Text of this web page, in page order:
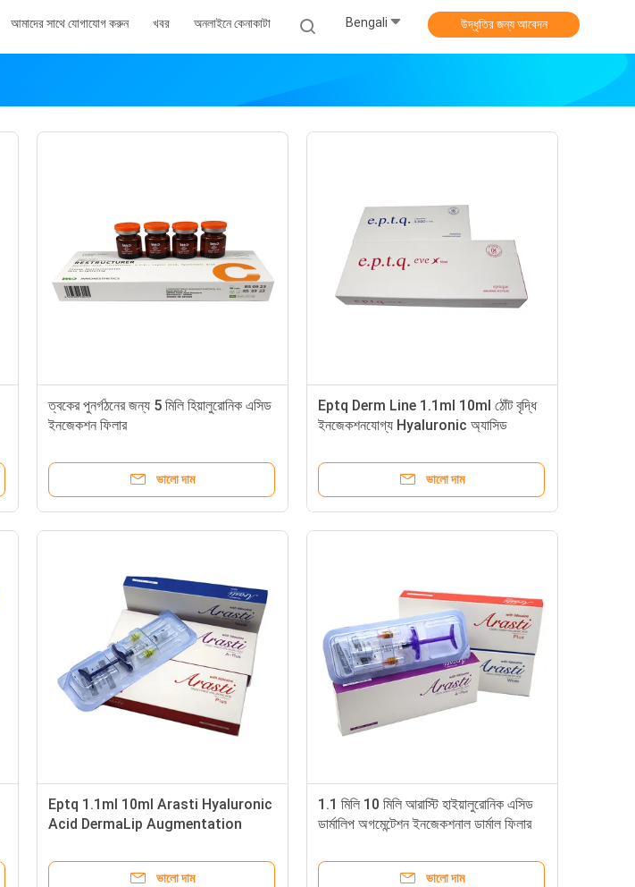
আমাদের সাথে যোগাযোগ করুন খবর অনলাইনে কেনাকাটা Bengali উদ্ধৃতির জন্য আবেদন
ত্বকের পুনর্গঠনের জন্য 5 মিলি হিয়ালুরোনিক এসিড
ইনজেকশন ফিলার
ভালো দাম
Eptq Derm Line 1.1ml 10ml ঠোঁট বৃদ্ধি
ইনজেকশনযোগ্য Hyaluronic অ্যাসিড
ভালো দাম
Eptq 1.1ml 10ml Arasti Hyaluronic
Acid DermaLip Augmentation
ল্যাপ অগমেন্টেশন ইনজেকশনযোগ্য ডার্মাল ফিলার
ভালো দাম
1.1 মিলি 10 মিলি আরাস্টি হাইয়ালুরোনিক এসিড
ডার্মালিপ অগমেন্টেশন ইনজেকশনাল ডার্মাল ফিলার
ভালো দাম